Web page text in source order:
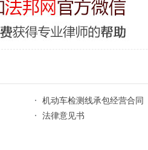
·
机动车检测线承包经营合同
·
法律意见书